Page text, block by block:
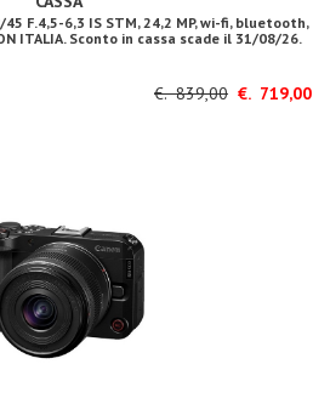
45 F.4,5-6,3 IS STM, 24,2 MP, wi-fi, bluetooth,
ITALIA. Sconto in cassa scade il 31/08/26.
€. 839,00 €. 719,00